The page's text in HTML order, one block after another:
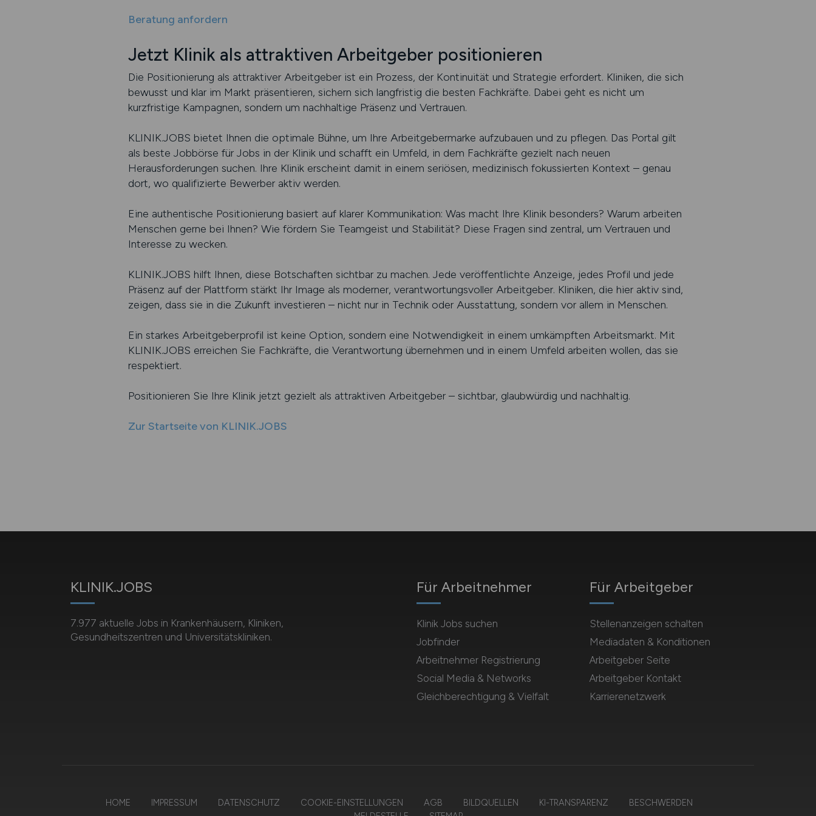
Beratung anfordern
Jetzt Klinik als attraktiven Arbeitgeber positionieren
Die Positionierung als attraktiver Arbeitgeber ist ein Prozess, der Kontinuität und Strategie erfordert. Kliniken, die sich
bewusst und klar im Markt präsentieren, sichern sich langfristig die besten Fachkräfte. Dabei geht es nicht um
kurzfristige Kampagnen, sondern um nachhaltige Präsenz und Vertrauen.
KLINIK.JOBS bietet Ihnen die optimale Bühne, um Ihre Arbeitgebermarke aufzubauen und zu pflegen. Das Portal gilt
als beste Jobbörse für Jobs in der Klinik und schafft ein Umfeld, in dem Fachkräfte gezielt nach neuen
Herausforderungen suchen. Ihre Klinik erscheint damit in einem seriösen, medizinisch fokussierten Kontext – genau
dort, wo qualifizierte Bewerber aktiv werden.
Eine authentische Positionierung basiert auf klarer Kommunikation: Was macht Ihre Klinik besonders? Warum arbeiten
Menschen gerne bei Ihnen? Wie fördern Sie Teamgeist und Stabilität? Diese Fragen sind zentral, um Vertrauen und
Interesse zu wecken.
KLINIK.JOBS hilft Ihnen, diese Botschaften sichtbar zu machen. Jede veröffentlichte Anzeige, jedes Profil und jede
Präsenz auf der Plattform stärkt Ihr Image als moderner, verantwortungsvoller Arbeitgeber. Kliniken, die hier aktiv sind,
zeigen, dass sie in die Zukunft investieren – nicht nur in Technik oder Ausstattung, sondern vor allem in Menschen.
Ein starkes Arbeitgeberprofil ist keine Option, sondern eine Notwendigkeit in einem umkämpften Arbeitsmarkt. Mit
KLINIK.JOBS erreichen Sie Fachkräfte, die Verantwortung übernehmen und in einem Umfeld arbeiten wollen, das sie
respektiert.
Positionieren Sie Ihre Klinik jetzt gezielt als attraktiven Arbeitgeber – sichtbar, glaubwürdig und nachhaltig.
Zur Startseite von KLINIK.JOBS
KLINIK.JOBS
7.977 aktuelle Jobs in Krankenhäusern, Kliniken,
Gesundheitszentren und Universitätskliniken.
Für Arbeitnehmer
Klinik Jobs suchen
Jobfinder
Arbeitnehmer Registrierung
Social Media & Networks
Gleichberechtigung & Vielfalt
Für Arbeitgeber
Stellenanzeigen schalten
Mediadaten & Konditionen
Arbeitgeber Seite
Arbeitgeber Kontakt
Karrierenetzwerk
HOME IMPRESSUM DATENSCHUTZ COOKIE-EINSTELLUNGEN AGB BILDQUELLEN KI-TRANSPARENZ
BESCHWERDEN